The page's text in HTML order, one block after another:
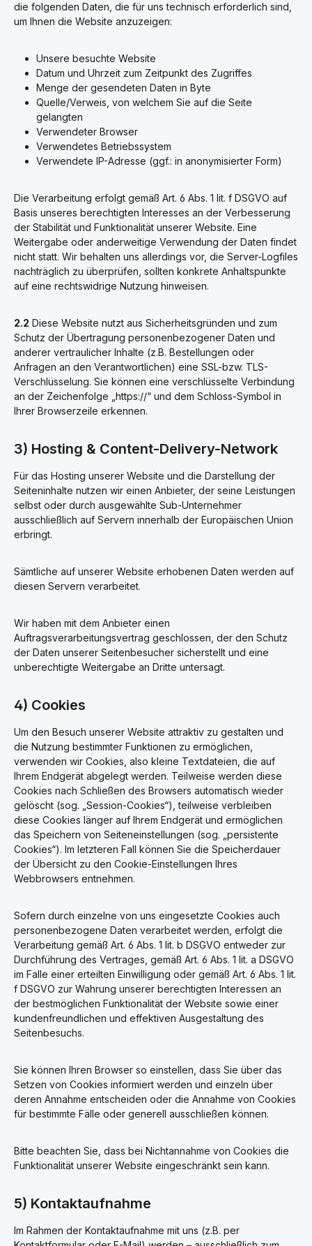
die folgenden Daten, die für uns technisch erforderlich sind,
um Ihnen die Website anzuzeigen:
Unsere besuchte Website
Datum und Uhrzeit zum Zeitpunkt des Zugriffes
Menge der gesendeten Daten in Byte
Quelle/Verweis, von welchem Sie auf die Seite
gelangten
Verwendeter Browser
Verwendetes Betriebssystem
Verwendete IP-Adresse (ggf.: in anonymisierter Form)
Die Verarbeitung erfolgt gemäß Art. 6 Abs. 1 lit. f DSGVO auf
Basis unseres berechtigten Interesses an der Verbesserung
der Stabilität und Funktionalität unserer Website. Eine
Weitergabe oder anderweitige Verwendung der Daten findet
nicht statt. Wir behalten uns allerdings vor, die Server-Logfiles
nachträglich zu überprüfen, sollten konkrete Anhaltspunkte
auf eine rechtswidrige Nutzung hinweisen.
2.2 Diese Website nutzt aus Sicherheitsgründen und zum
Schutz der Übertragung personenbezogener Daten und
anderer vertraulicher Inhalte (z.B. Bestellungen oder
Anfragen an den Verantwortlichen) eine SSL-bzw. TLS-
Verschlüsselung. Sie können eine verschlüsselte Verbindung
an der Zeichenfolge „https://“ und dem Schloss-Symbol in
Ihrer Browserzeile erkennen.
3) Hosting & Content-Delivery-Network
Für das Hosting unserer Website und die Darstellung der
Seiteninhalte nutzen wir einen Anbieter, der seine Leistungen
selbst oder durch ausgewählte Sub-Unternehmer
ausschließlich auf Servern innerhalb der Europäischen Union
erbringt.
Sämtliche auf unserer Website erhobenen Daten werden auf
diesen Servern verarbeitet.
Wir haben mit dem Anbieter einen
Auftragsverarbeitungsvertrag geschlossen, der den Schutz
der Daten unserer Seitenbesucher sicherstellt und eine
unberechtigte Weitergabe an Dritte untersagt.
4) Cookies
Um den Besuch unserer Website attraktiv zu gestalten und
die Nutzung bestimmter Funktionen zu ermöglichen,
verwenden wir Cookies, also kleine Textdateien, die auf
Ihrem Endgerät abgelegt werden. Teilweise werden diese
Cookies nach Schließen des Browsers automatisch wieder
gelöscht (sog. „Session-Cookies“), teilweise verbleiben
diese Cookies länger auf Ihrem Endgerät und ermöglichen
das Speichern von Seiteneinstellungen (sog. „persistente
Cookies“). Im letzteren Fall können Sie die Speicherdauer
der Übersicht zu den Cookie-Einstellungen Ihres
Webbrowsers entnehmen.
Sofern durch einzelne von uns eingesetzte Cookies auch
personenbezogene Daten verarbeitet werden, erfolgt die
Verarbeitung gemäß Art. 6 Abs. 1 lit. b DSGVO entweder zur
Durchführung des Vertrages, gemäß Art. 6 Abs. 1 lit. a DSGVO
im Falle einer erteilten Einwilligung oder gemäß Art. 6 Abs. 1 lit.
f DSGVO zur Wahrung unserer berechtigten Interessen an
der bestmöglichen Funktionalität der Website sowie einer
kundenfreundlichen und effektiven Ausgestaltung des
Seitenbesuchs.
Sie können Ihren Browser so einstellen, dass Sie über das
Setzen von Cookies informiert werden und einzeln über
deren Annahme entscheiden oder die Annahme von Cookies
für bestimmte Fälle oder generell ausschließen können.
Bitte beachten Sie, dass bei Nichtannahme von Cookies die
Funktionalität unserer Website eingeschränkt sein kann.
5) Kontaktaufnahme
Im Rahmen der Kontaktaufnahme mit uns (z.B. per